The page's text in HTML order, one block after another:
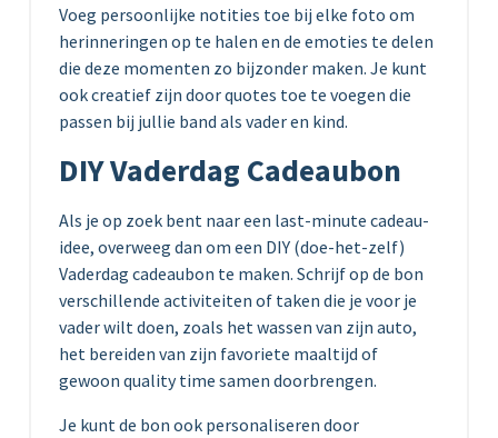
Voeg persoonlijke notities toe bij elke foto om
herinneringen op te halen en de emoties te delen
die deze momenten zo bijzonder maken. Je kunt
ook creatief zijn door quotes toe te voegen die
passen bij jullie band als vader en kind.
DIY Vaderdag Cadeaubon
Als je op zoek bent naar een last-minute cadeau-
idee, overweeg dan om een DIY (doe-het-zelf)
Vaderdag cadeaubon te maken. Schrijf op de bon
verschillende activiteiten of taken die je voor je
vader wilt doen, zoals het wassen van zijn auto,
het bereiden van zijn favoriete maaltijd of
gewoon quality time samen doorbrengen.
Je kunt de bon ook personaliseren door